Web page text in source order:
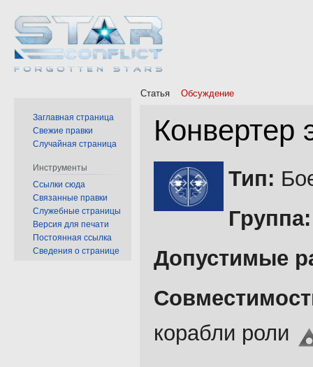
Конвертер
Перейти
навигации
Перейти
поиску
Тип:
Группа:
Допустимые
корабли роли
Статья Обсуждение
Заглавная страница
Свежие правки
Случайная страница
Инструменты
Ссылки сюда
Связанные правки
Служебные страницы
Версия для печати
Постоянная ссылка
Сведения о странице